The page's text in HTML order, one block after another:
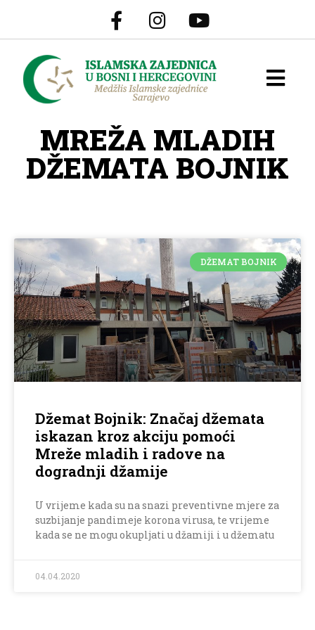
MREŽA MLADIH
DŽEMATA BOJNIK
DŽEMAT BOJNIK
Džemat Bojnik: Značaj džemata
iskazan kroz akciju pomoći
Mreže mladih i radove na
dogradnji džamije
U vrijeme kada su na snazi preventivne mjere za
suzbijanje pandimeje korona virusa, te vrijeme
kada se ne mogu okupljati u džamiji i u džematu
04.04.2020